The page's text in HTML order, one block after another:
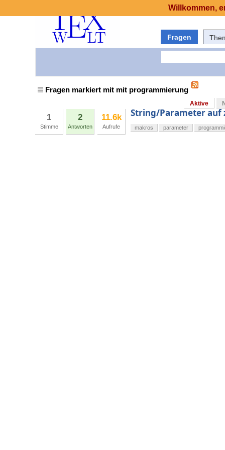
Fragen
Fragen markiert mit mit programmierung
Aktive
1
Stimme
2
Antworten
11.6k
Aufrufe
String/Parameter auf
makros parameter
Willkommen,